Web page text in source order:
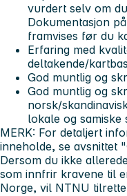
vurdert selv om
Dokumentasjon
framvises før du
Erfaring med
deltakende/
God muntlig og
God muntlig og
norsk/
lokale og
MERK: For detaljert
inneholde, se avsnittet
Dersom du ikke
som innfrir kravene til
Norge, vil NTNU